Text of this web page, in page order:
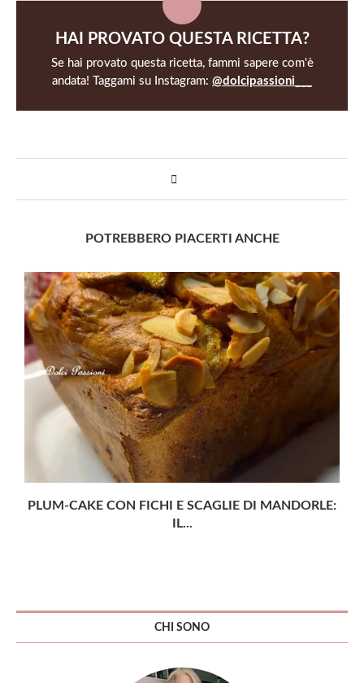
HAI PROVATO QUESTA RICETTA?
Se hai provato questa ricetta, fammi sapere com'è
andata! Taggami su Instagram: @dolcipassioni___
POTREBBERO PIACERTI ANCHE
PLUM-CAKE CON FICHI E SCAGLIE DI MANDORLE:
IL...
CHI SONO